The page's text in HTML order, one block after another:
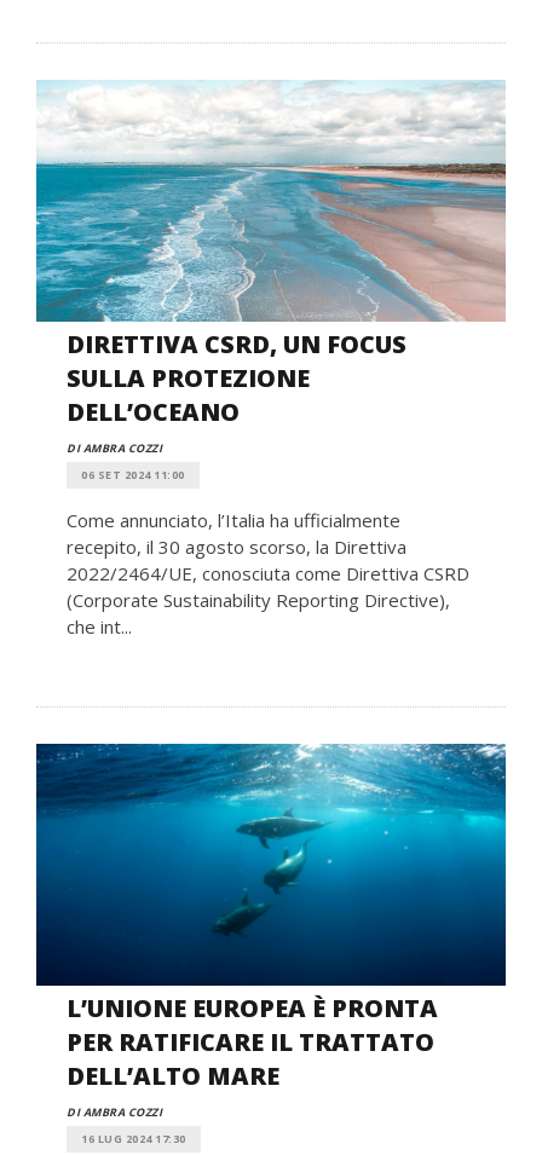
DIRETTIVA CSRD, UN FOCUS
SULLA PROTEZIONE
DELL’OCEANO
DI AMBRA COZZI
06 SET 2024 11:00
Come annunciato, l’Italia ha ufficialmente
recepito, il 30 agosto scorso, la Direttiva
2022/2464/UE, conosciuta come Direttiva CSRD
(Corporate Sustainability Reporting Directive),
che int...
L’UNIONE EUROPEA È PRONTA
PER RATIFICARE IL TRATTATO
DELL’ALTO MARE
DI AMBRA COZZI
16 LUG 2024 17:30